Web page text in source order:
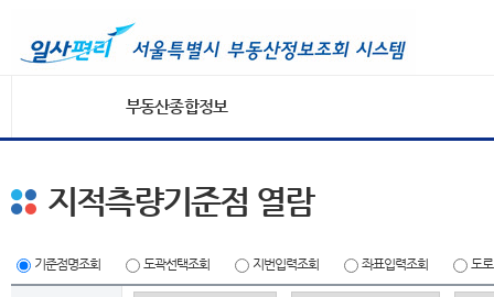
부동산종합정보
지적측량기준점 열람
기준점명조회 도곽선택조회 지번입력조회 좌표입력조회 도